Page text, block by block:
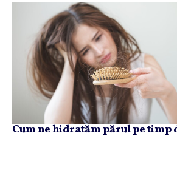
Cum ne hidratăm părul pe timp